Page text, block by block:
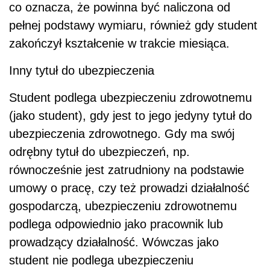
co oznacza, że powinna być naliczona od
pełnej podstawy wymiaru, również gdy student
zakończył kształcenie w trakcie miesiąca.
Inny tytuł do ubezpieczenia
Student podlega ubezpieczeniu zdrowotnemu
(jako student), gdy jest to jego jedyny tytuł do
ubezpieczenia zdrowotnego. Gdy ma swój
odrębny tytuł do ubezpieczeń, np.
równocześnie jest zatrudniony na podstawie
umowy o pracę, czy też prowadzi działalność
gospodarczą, ubezpieczeniu zdrowotnemu
podlega odpowiednio jako pracownik lub
prowadzący działalność. Wówczas jako
student nie podlega ubezpieczeniu